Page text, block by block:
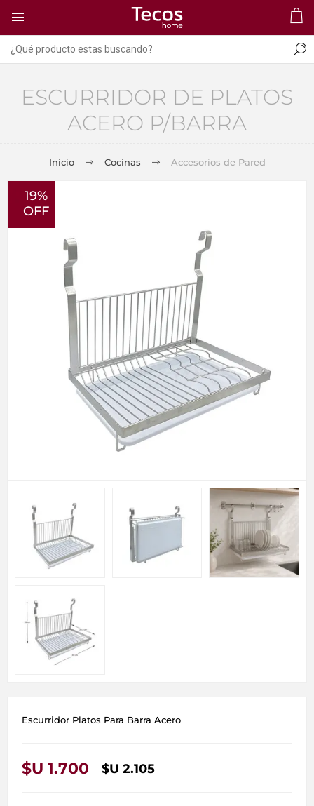
ESCURRIDOR DE PLATOS
ACERO P/BARRA
Inicio Cocinas Accesorios de Pared
19%
OFF
Escurridor Platos Para Barra Acero
$U 1.700 $U 2.105